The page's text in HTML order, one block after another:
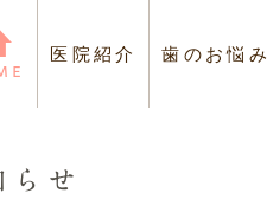
医院紹介 歯のお悩み
せ